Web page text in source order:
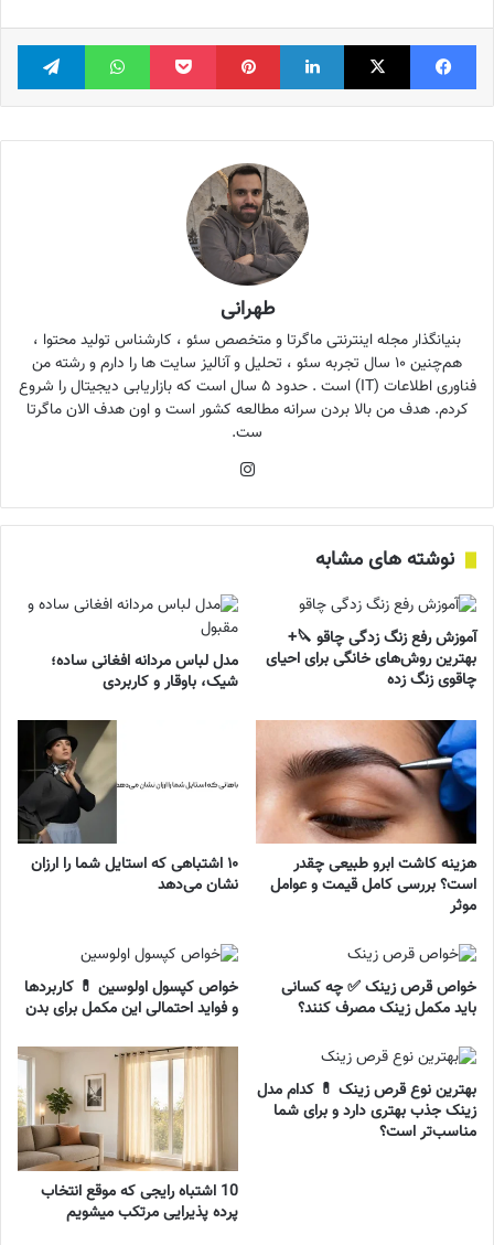
فیس بوک X لینکدین ‫پین‌ترست پاکت واتس آپ
طهرانی
بنیانگذار مجله اینترنتی ماگرتا و متخصص سئو ، کارشناس تولید محتوا ،
هم‌چنین ۱۰ سال تجربه سئو ، تحلیل و آنالیز سایت ها را دارم و رشته من
فناوری اطلاعات (IT) است . حدود ۵ سال است که بازاریابی دیجیتال را شروع
کردم. هدف من بالا بردن سرانه مطالعه کشور است و اون هدف الان ماگرتا
ست.
نوشته های مشابه
آموزش رفع زنگ زدگی چاقو 🔪+
بهترین روش‌های خانگی برای احیای
چاقوی زنگ زده
مدل لباس مردانه افغانی ساده؛
شیک، باوقار و کاربردی
هزینه کاشت ابرو طبیعی چقدر
است؟ بررسی کامل قیمت و عوامل
موثر
۱۰ اشتباهی که استایل شما را ارزان
نشان می‌دهد
خواص قرص زینک ✅ چه کسانی
باید مکمل زینک مصرف کنند؟
خواص کپسول اولوسین 💊 کاربردها
و فواید احتمالی این مکمل برای بدن
بهترین نوع قرص زینک 💊 کدام مدل
زینک جذب بهتری دارد و برای شما
مناسب‌تر است؟
10 اشتباه رایجی که موقع انتخاب
پرده پذیرایی مرتکب میشویم